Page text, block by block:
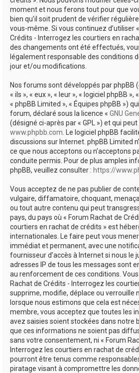
moment et nous ferons tout pour que
bien qu’il soit prudent de vérifier
vous-même. Si vous continuez d’utiliser
Crédits - Interrogez les courtiers en
des changements ont été effectués,
légalement responsable des conditions
jour et/ou modifications.
Nos forums sont développés par phpBB
« ils », « eux », « leur », « logiciel phpBB »,
« phpBB Limited », « Équipes phpBB »)
forum, déclaré sous la licence « GNU
(désigné ci-après par « GPL ») et qui
www.phpbb.com . Le logiciel phpBB
discussions sur Internet. phpBB Limited
ce que nous acceptons ou n’acceptons
conduite permis. Pour de plus amples
phpBB, veuillez consulter : https://
Vous acceptez de ne pas publier de
vulgaire, diffamatoire, choquant,
ou tout autre contenu qui peut
pays, du pays où « Forum Rachat de
courtiers en rachat de crédits » est
internationales. Le faire peut vous
immédiat et permanent, avec une
fournisseur d’accès à Internet si nous le
adresses IP de tous les messages sont
au renforcement de ces conditions.
Rachat de Crédits - Interrogez les
supprime, modifie, déplace ou verrouille
lorsque nous estimons que cela est
membre, vous acceptez que toutes les
avez saisies soient stockées dans notre
que ces informations ne soient pas
sans votre consentement, ni « Forum
Interrogez les courtiers en rachat de
pourront être tenus comme
piratage visant à compromettre les